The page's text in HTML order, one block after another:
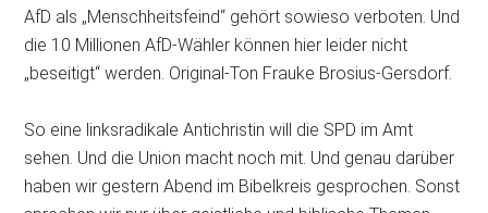
AfD als „Menschheitsfeind“ gehört sowieso verboten. Und
die 10 Millionen AfD-Wähler können hier leider nicht
„beseitigt“ werden. Original-Ton Frauke Brosius-Gersdorf.
So eine linksradikale Antichristin will die SPD im Amt
sehen. Und die Union macht noch mit. Und genau darüber
haben wir gestern Abend im Bibelkreis gesprochen. Sonst